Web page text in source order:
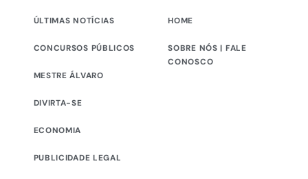
ÚLTIMAS NOTÍCIAS
CONCURSOS PÚBLICOS
MESTRE ÁLVARO
DIVIRTA-SE
ECONOMIA
PUBLICIDADE LEGAL
HOME
SOBRE NÓS | FALE
CONOSCO